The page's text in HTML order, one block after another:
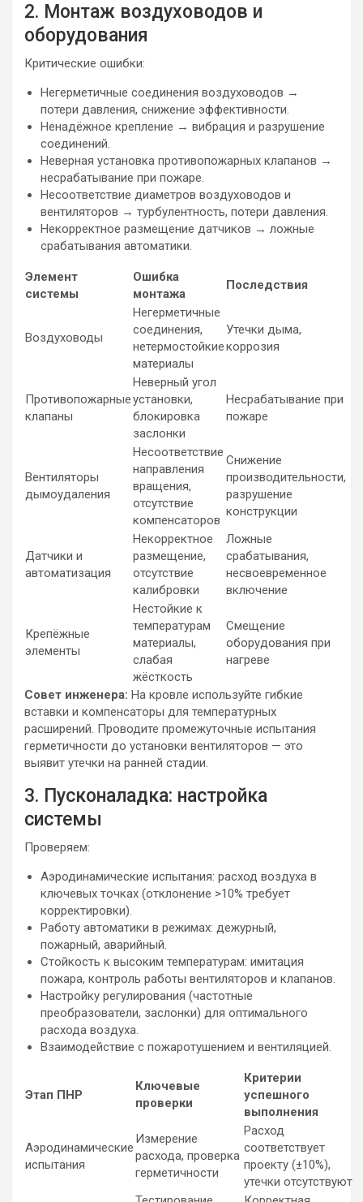
2. Монтаж воздуховодов и
оборудования
Критические ошибки:
Негерметичные соединения воздуховодов →
потери давления, снижение эффективности.
Ненадёжное крепление → вибрация и разрушение
соединений.
Неверная установка противопожарных клапанов →
несрабатывание при пожаре.
Несоответствие диаметров воздуховодов и
вентиляторов → турбулентность, потери давления.
Некорректное размещение датчиков → ложные
срабатывания автоматики.
Элемент
системы
Ошибка
монтажа
Последствия
Воздуховоды
Негерметичные
соединения,
нетермостойкие
материалы
Утечки дыма,
коррозия
Противопожарные
клапаны
Неверный угол
установки,
блокировка
заслонки
Несрабатывание при
пожаре
Вентиляторы
дымоудаления
Несоответствие
направления
вращения,
отсутствие
компенсаторов
Снижение
производительности,
разрушение
конструкции
Датчики и
автоматизация
Некорректное
размещение,
отсутствие
калибровки
Ложные
срабатывания,
несвоевременное
включение
Крепёжные
элементы
Нестойкие к
температурам
материалы,
слабая
жёсткость
Смещение
оборудования при
нагреве
Совет инженера: На кровле используйте гибкие
вставки и компенсаторы для температурных
расширений. Проводите промежуточные испытания
герметичности до установки вентиляторов — это
выявит утечки на ранней стадии.
3. Пусконаладка: настройка
системы
Проверяем:
Аэродинамические испытания: расход воздуха в
ключевых точках (отклонение >10% требует
корректировки).
Работу автоматики в режимах: дежурный,
пожарный, аварийный.
Стойкость к высоким температурам: имитация
пожара, контроль работы вентиляторов и клапанов.
Настройку регулирования (частотные
преобразователи, заслонки) для оптимального
расхода воздуха.
Взаимодействие с пожаротушением и вентиляцией.
Этап ПНР
Ключевые
проверки
Критерии
успешного
выполнения
Аэродинамические
испытания
Измерение
расхода, проверка
герметичности
Расход
соответствует
проекту (±10%),
утечки отсутствуют